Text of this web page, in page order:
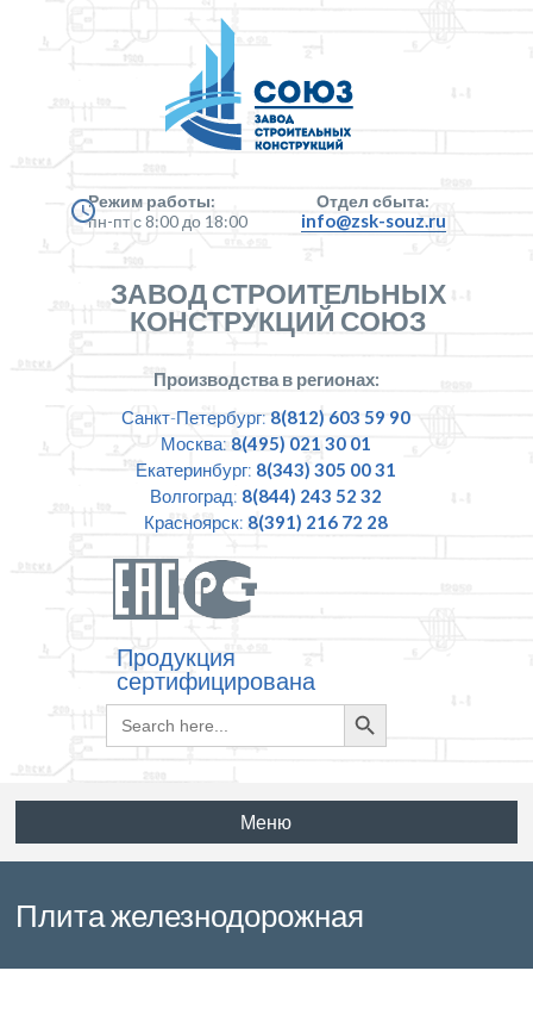
Режим работы:
пн-пт с 8:00 до 18:00
Отдел сбыта:
info@zsk-souz.ru
ЗАВОД СТРОИТЕЛЬНЫХ
КОНСТРУКЦИЙ СОЮЗ
Производства в регионах:
Санкт-Петербург: 8(812) 603 59 90
Москва: 8(495) 021 30 01
Екатеринбург: 8(343) 305 00 31
Волгоград: 8(844) 243 52 32
Красноярск: 8(391) 216 72 28
Продукция
сертифицирована
Search
for:
Search
Button
Меню
Плита железнодорожная